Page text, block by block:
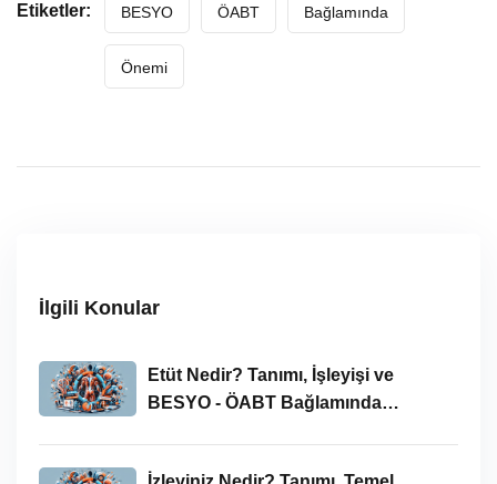
Etiketler: BESYO ÖABT Bağlamında
Önemi
İlgili Konular
Etüt Nedir? Tanımı, İşleyişi ve
BESYO - ÖABT Bağlamında